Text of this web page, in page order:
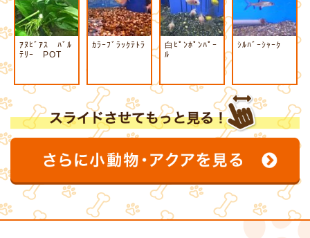
ｱﾇﾋﾞｱｽ ﾊﾞﾙ
ﾃﾘｰ POT
ｶﾗｰﾌﾞﾗｯｸﾃﾄﾗ
白ﾋﾟﾝﾎﾟﾝﾊﾟｰ
ﾙ
ｼﾙﾊﾞｰｼｬｰｸ